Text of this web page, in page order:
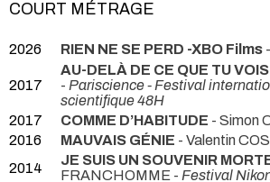
COURT MÉTRAGE
2026 RIEN NE SE PERD -XBO Films
2017
AU-DELÀ DE CE QUE TU VOIS
- Pariscience - Festival
scientifique 48H
2017
COMME D’HABITUDE - Simon
2016
MAUVAIS GÉNIE - Valentin
2014
JE SUIS UN SOUVENIR
FRANCHOMME - Festival